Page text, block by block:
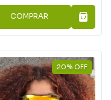
COMPRAR
20% OFF